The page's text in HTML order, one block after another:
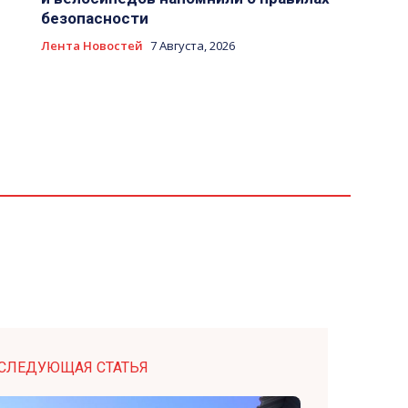
безопасности
Лента Новостей 7 Августа, 2026
СТАТЬЯ